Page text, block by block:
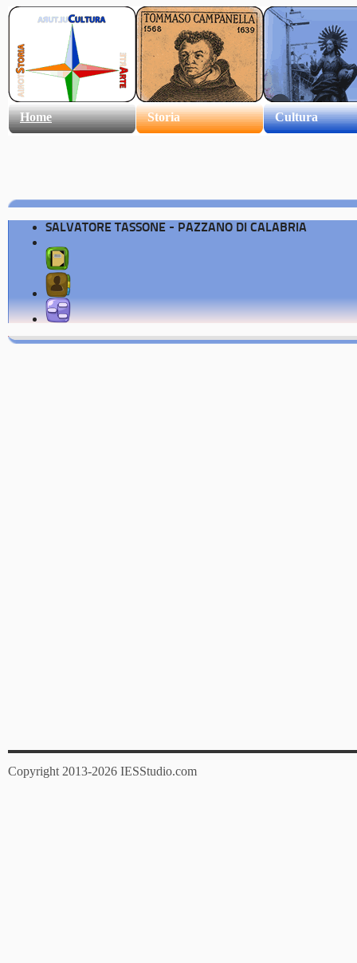
Home Storia Cultura
SALVATORE TASSONE - PAZZANO DI CALABRIA
Copyright 2013-2026 IESStudio.com